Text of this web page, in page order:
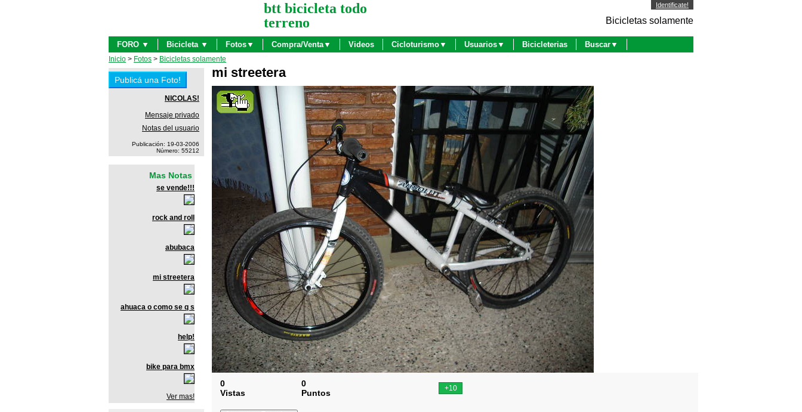
Identificate!
btt bicicleta todo
terreno
Bicicletas solamente
FORO ▼ Bicicleta ▼ Fotos▼ Compra/Venta▼ Videos Cicloturismo▼ Usuarios▼ Bicicleterias Buscar▼
Inicio > Fotos > Bicicletas solamente
mi streetera
0
Vistas
0
Puntos
NICOLAS!
Mensaje privado
Notas del usuario
Publicación: 19-03-2006
Número: 55212
Mas Notas
se vende!!!
rock and roll
abubaca
mi streetera
ahuaca o como se q s
help!
bike para bmx
Ver mas!